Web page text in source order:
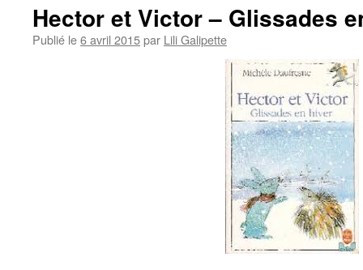
Hector et Victor – Glissades
Publié le6 avril 2015par Lili Galipette